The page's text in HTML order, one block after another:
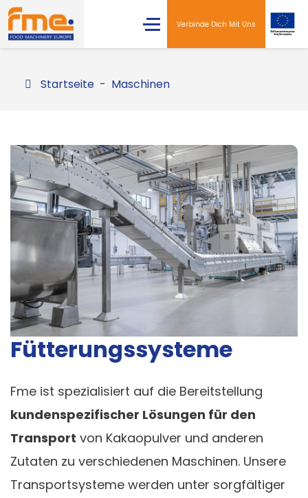
Verbinde Dich Mit Uns
Startseite Maschinen
Fütterungssysteme
Fme ist spezialisiert auf die Bereitstellung
kundenspezifischer Lösungen für den
Transport von Kakaopulver und anderen
Zutaten zu verschiedenen Maschinen. Unsere
Transportsysteme werden unter sorgfältiger